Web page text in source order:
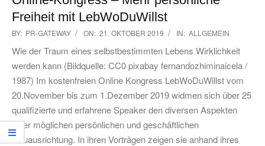
Freiheit mit LebWoDuWillst
2019-
10-
21
BY: PR-GATEWAY ON: 21. OKTOBER 2019 IN: ALLGEMEIN
Wie der Traum eines selbstbestimmten Lebens Wirklichkeit
werden kann (Bildquelle: CC0 pixabay fernandozhiminaicela /
1987) Im kostenfreien Online Kongress LebWoDuWillst vom
20.November bis zum 1.Dezember 2019 widmen sich über 25
qualifizierte und erfahrene Speaker den diversen Aspekten
einer möglichen persönlichen und geschäftlichen
Neuausrichtung. In ihren Vorträgen zeigen sie anhand ihres